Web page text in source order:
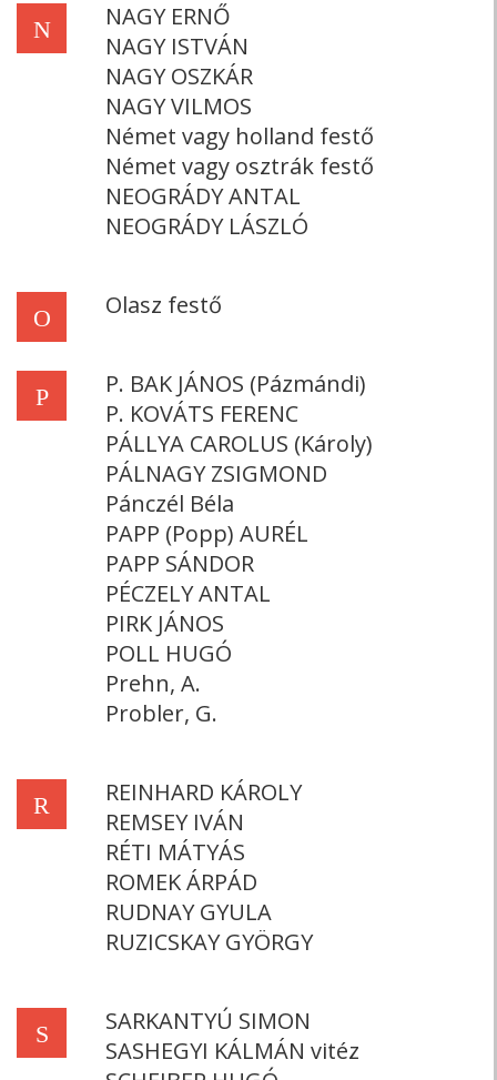
N
NAGY ERNŐ
NAGY ISTVÁN
NAGY OSZKÁR
NAGY VILMOS
Német vagy holland festő
Német vagy osztrák festő
NEOGRÁDY ANTAL
NEOGRÁDY LÁSZLÓ
O Olasz festő
P
P. BAK JÁNOS (Pázmándi)
P. KOVÁTS FERENC
PÁLLYA CAROLUS (Károly)
PÁLNAGY ZSIGMOND
Pánczél Béla
PAPP (Popp) AURÉL
PAPP SÁNDOR
PÉCZELY ANTAL
PIRK JÁNOS
POLL HUGÓ
Prehn, A.
Probler, G.
R
REINHARD KÁROLY
REMSEY IVÁN
RÉTI MÁTYÁS
ROMEK ÁRPÁD
RUDNAY GYULA
RUZICSKAY GYÖRGY
S
SARKANTYÚ SIMON
SASHEGYI KÁLMÁN vitéz